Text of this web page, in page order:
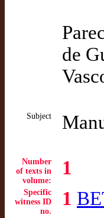
de
Subject
Number
of texts in
volume:
1
Specific
witness ID
no.
1